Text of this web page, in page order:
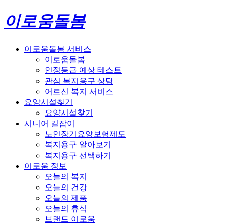
이로움돌봄
이로움돌봄 서비스
이로움돌봄
인정등급 예상 테스트
관심 복지용구 상담
어르신 복지 서비스
요양시설찾기
요양시설찾기
시니어 길잡이
노인장기요양보험제도
복지용구 알아보기
복지용구 선택하기
이로움 정보
오늘의 복지
오늘의 건강
오늘의 제품
오늘의 휴식
브랜드 이로움